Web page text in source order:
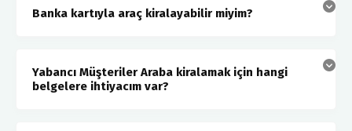
Banka kartıyla araç kiralayabilir miyim?
Yabancı Müşteriler Araba kiralamak için hangi
belgelere ihtiyacım var?